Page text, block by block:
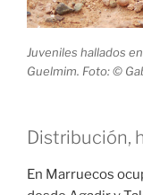
Juveniles hallados
Guelmim. Foto: ©
Distribución,
En Marruecos